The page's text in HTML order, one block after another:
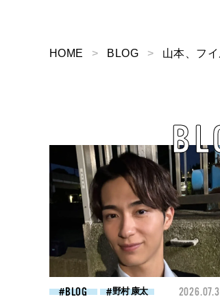
HOME BLOG 山本、フ
BLOG 野村 康太